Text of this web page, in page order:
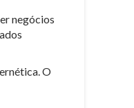
negócios
O